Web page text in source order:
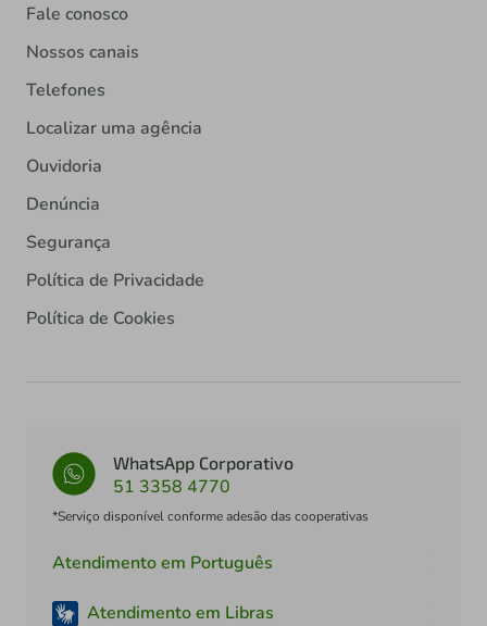
Fale conosco
Nossos canais
Telefones
Localizar uma agência
Ouvidoria
Denúncia
Segurança
Política de Privacidade
Política de Cookies
WhatsApp Corporativo
51 3358 4770
*Serviço disponível conforme adesão das cooperativas
Atendimento em Português
Atendimento em Libras